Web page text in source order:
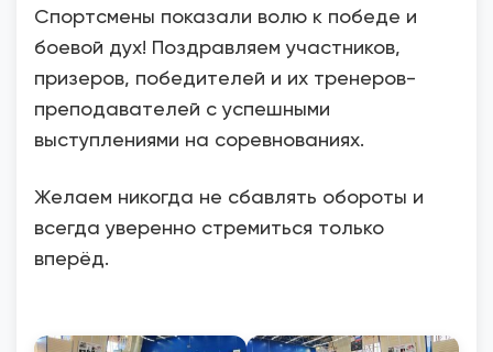
Спортсмены показали волю к победе и
боевой дух! Поздравляем участников,
призеров, победителей и их тренеров-
преподавателей с успешными
выступлениями на соревнованиях.
Желаем никогда не сбавлять обороты и
всегда уверенно стремиться только
вперёд.